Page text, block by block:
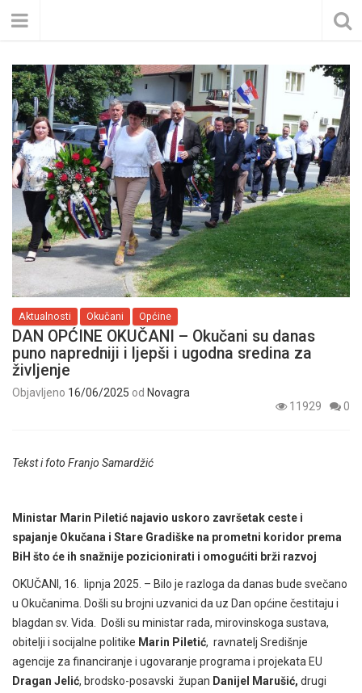
Aktualnosti Okučani Općine
DAN OPĆINE OKUČANI – Okučani su danas
puno napredniji i ljepši i ugodna sredina za
življenje
Objavljeno 16/06/2025 od Novagra
11929
0
Tekst i foto Franjo Samardžić
Ministar Marin Piletić najavio uskoro završetak ceste i
spajanje Okučana i Stare Gradiške na prometni koridor prema
BiH što će ih snažnije pozicionirati i omogućiti brži razvoj
OKUČANI, 16. lipnja 2025. – Bilo je razloga da danas bude svečano
u Okučanima. Došli su brojni uzvanici da uz Dan općine čestitaju i
blagdan sv. Vida. Došli su ministar rada, mirovinskoga sustava,
obitelji i socijalne politike Marin Piletić, ravnatelj Središnje
agencije za financiranje i ugovaranje programa i projekata EU
Dragan Jelić, brodsko-posavski župan Danijel Marušić, drugi